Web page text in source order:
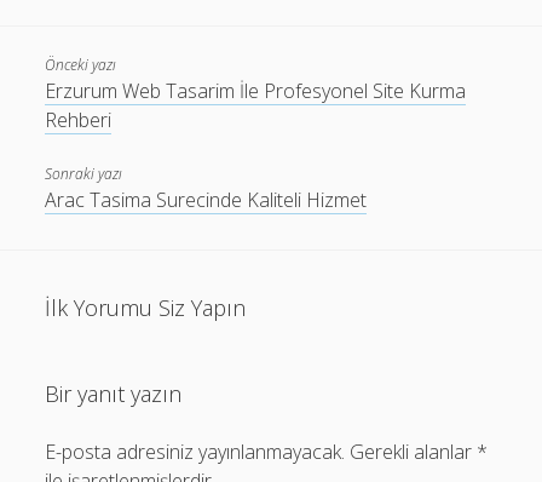
Önceki yazı
Erzurum Web Tasarim İle Profesyonel Site Kurma
Rehberi
Sonraki yazı
Arac Tasima Surecinde Kaliteli Hizmet
İlk Yorumu Siz Yapın
Bir yanıt yazın
E-posta adresiniz yayınlanmayacak. Gerekli alanlar *